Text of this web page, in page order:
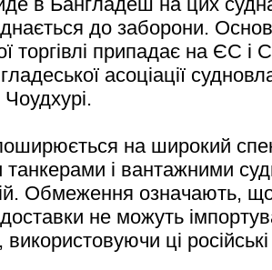
до заборони.
торгівлі припадає на ЄС
асоціації
на широкий
і вантажними
Обмеження означають, що
не можуть
використовуючи ці